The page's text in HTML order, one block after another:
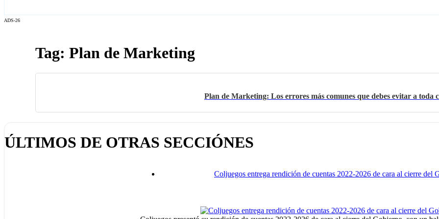
ADS-26
Tag: Plan de Marketing
Plan de Marketing: Los errores más comunes que debes evitar a toda
ÚLTIMOS DE OTRAS SECCIÓNES
Coljuegos entrega rendición de cuentas 2022-2026 de cara al cierre del